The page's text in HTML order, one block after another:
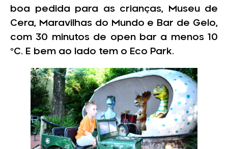
boa pedida para as crianças, Museu de
Cera, Maravilhas do Mundo e Bar de Gelo,
com 30 minutos de open bar a menos 10
ºC. E bem ao lado tem o Eco Park.